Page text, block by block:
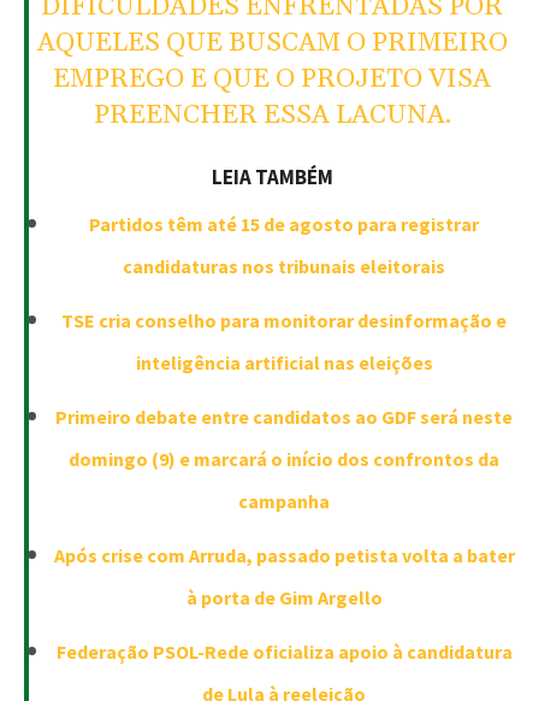
DIFICULDADES ENFRENTADAS POR
AQUELES QUE BUSCAM O PRIMEIRO
EMPREGO E QUE O PROJETO VISA
PREENCHER ESSA LACUNA.
LEIA TAMBÉM
Partidos têm até 15 de agosto para registrar
candidaturas nos tribunais eleitorais
TSE cria conselho para monitorar desinformação e
inteligência artificial nas eleições
Primeiro debate entre candidatos ao GDF será neste
domingo (9) e marcará o início dos confrontos da
campanha
Após crise com Arruda, passado petista volta a bater
à porta de Gim Argello
Federação PSOL-Rede oficializa apoio à candidatura
de Lula à reeleição